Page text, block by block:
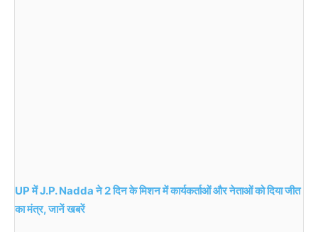
UP में J.P. Nadda ने 2 दिन के मिशन में कार्यकर्ताओं और नेताओं को दिया जीत
का मंत्र, जानें खबरें